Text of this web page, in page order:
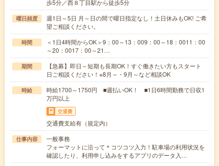
歩5分／西８丁目駅から徒歩5分
曜日頻度
週1日～5日 月～日の間で曜日指定なし！土日休みもOK! ご希
望ご相談ください。
時間
＜1日4時間からOK＞9：00～13：009：00～18：0011：00
～20：0017：00～21…
期間
【急募】即日～短期も長期OK！すぐ働きたい方もスタート
日ご相談ください！※8月～・9月～など相談OK
時給
時給1700～1750円 ■週払いOK！ ■1日6時間勤務で日収1
万円以上
交通費
交通費支給有（規定内）
仕事内容
一般事務
フォーマットに沿って＊コツコツ入力！駐車場の利用状況を
確認したり、利用申し込みをするアプリのデータ入…